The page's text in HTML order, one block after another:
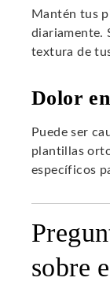
Mantén tus
diariamente.
textura de
Dolor
Puede ser
plantillas
específicos
sobre